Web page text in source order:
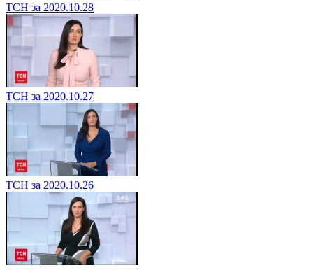
ТСН за 2020.10.28
ТСН за 2020.10.27
ТСН за 2020.10.26